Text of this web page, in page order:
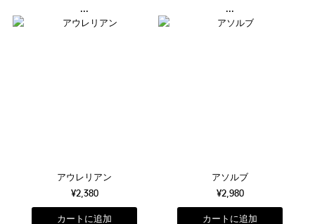
...
アウレリアン
¥2,380
...
アソルブ
¥2,980